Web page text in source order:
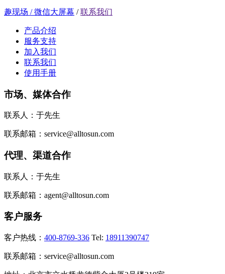
趣现场 / 微信大屏幕 / 联系我们
产品介绍
服务支持
加入我们
联系我们
使用手册
市场、媒体合作
联系人：于先生
联系邮箱：service@alltosun.com
代理、渠道合作
联系人：于先生
联系邮箱：agent@alltosun.com
客户服务
客户热线： 400-8769-336 Tel: 18911390747
联系邮箱：service@alltosun.com